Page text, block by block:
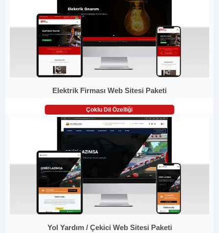
Elektrik Firması Web Sitesi Paketi
Çoklu Dil Özelliği
Yol Yardım / Çekici Web Sitesi Paketi